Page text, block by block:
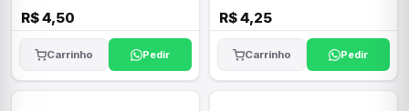
R$ 4,50
Carrinho Pedir
R$ 4,25
Carrinho Pedir